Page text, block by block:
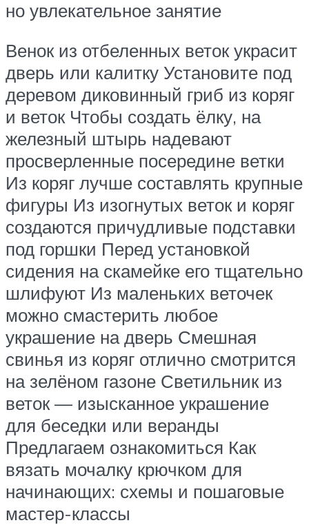
но увлекательное занятие
Венок из отбеленных веток украсит
дверь или калитку Установите под
деревом диковинный гриб из коряг
и веток Чтобы создать ёлку, на
железный штырь надевают
просверленные посередине ветки
Из коряг лучше составлять крупные
фигуры Из изогнутых веток и коряг
создаются причудливые подставки
под горшки Перед установкой
сидения на скамейке его тщательно
шлифуют Из маленьких веточек
можно смастерить любое
украшение на дверь Смешная
свинья из коряг отлично смотрится
на зелёном газоне Светильник из
веток — изысканное украшение
для беседки или веранды
Предлагаем ознакомиться Как
вязать мочалку крючком для
начинающих: схемы и пошаговые
мастер-классы